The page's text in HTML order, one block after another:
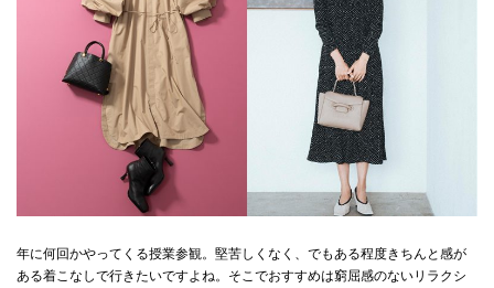
年に何回かやってくる授業参観。堅苦しくなく、でもある程度きちんと感が
ある着こなしで行きたいですよね。そこでおすすめは窮屈感のないリラクシ